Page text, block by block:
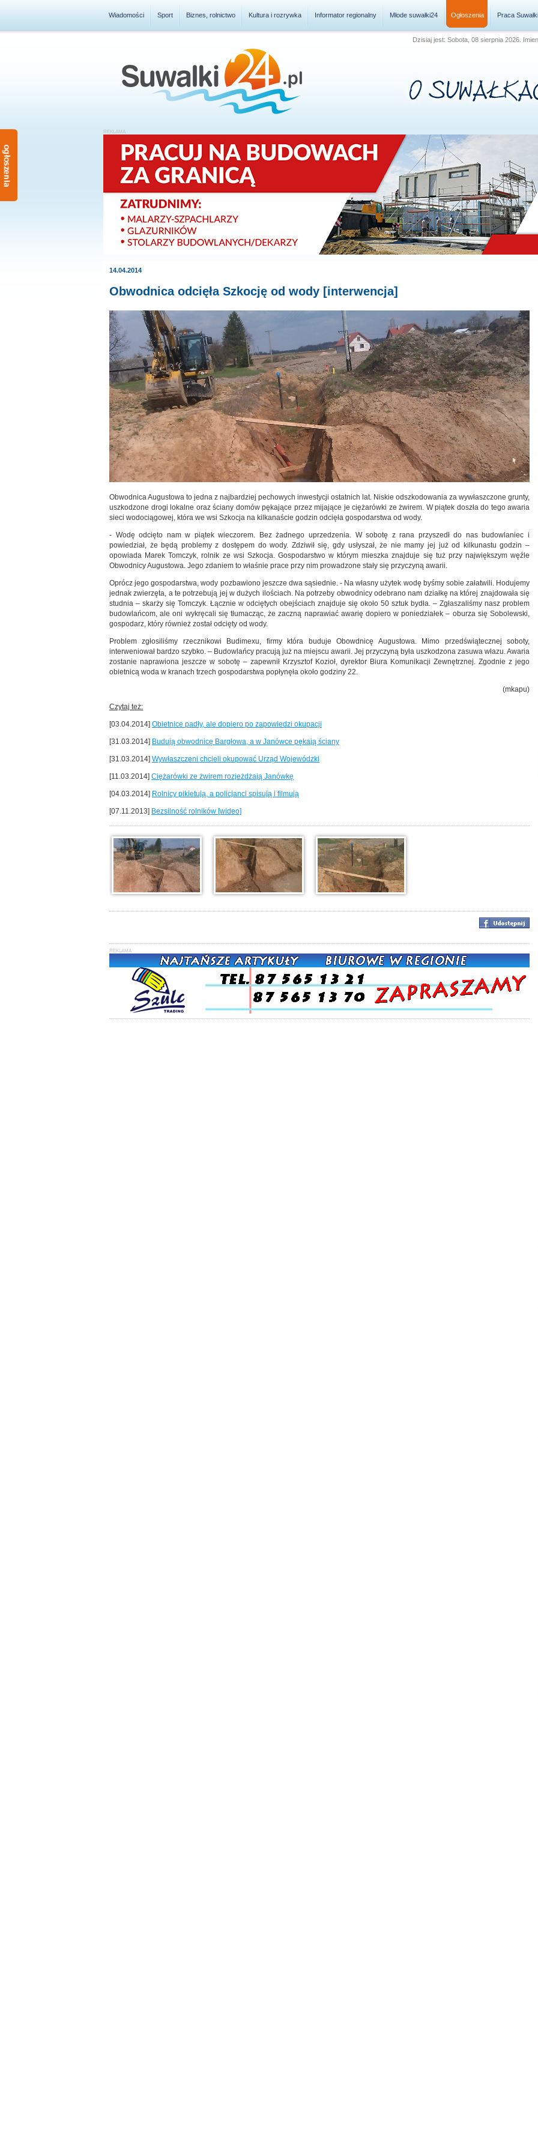
Wiadomości Sport Biznes, rolnictwo Kultura i rozrywka Informator regionalny Młode suwałki24 Ogłoszenia Praca Suwałki
Dzisiaj jest: Sobota, 08 sierpnia 2026.
14.04.2014
Obwodnica odcięła Szkocję od wody [interwencja]
Obwodnica Augustowa to jedna z najbardziej pechowych inwestycji ostatnich lat. Niskie odszkodowania za wywłaszczone grunty,
uszkodzone drogi lokalne oraz ściany domów pękające przez mijające je ciężarówki ze żwirem. W piątek doszła do tego awaria
sieci wodociągowej, która we wsi Szkocja na kilkanaście godzin odcięła gospodarstwa od wody.
- Wodę odcięto nam w piątek wieczorem. Bez żadnego uprzedzenia. W sobotę z rana przyszedł do nas budowlaniec i
powiedział, że będą problemy z dostępem do wody. Zdziwił się, gdy usłyszał, że nie mamy jej już od kilkunastu godzin –
opowiada Marek Tomczyk, rolnik ze wsi Szkocja. Gospodarstwo w którym mieszka znajduje się tuż przy największym węźle
Obwodnicy Augustowa. Jego zdaniem to właśnie prace przy nim prowadzone stały się przyczyną awarii.
Oprócz jego gospodarstwa, wody pozbawiono jeszcze dwa sąsiednie. - Na własny użytek wodę byśmy sobie załatwili. Hodujemy
jednak zwierzęta, a te potrzebują jej w dużych ilościach. Na potrzeby obwodnicy odebrano nam działkę na której znajdowała się
studnia – skarży się Tomczyk. Łącznie w odciętych obejściach znajduje się około 50 sztuk bydła. – Zgłaszaliśmy nasz problem
budowlańcom, ale oni wykręcali się tłumacząc, że zaczną naprawiać awarię dopiero w poniedziałek – oburza się Sobolewski,
gospodarz, który również został odcięty od wody.
Problem zgłosiliśmy rzecznikowi Budimexu, firmy która buduje Obowdnicę Augustowa. Mimo przedświątecznej soboty,
interweniował bardzo szybko. – Budowlańcy pracują już na miejscu awarii. Jej przyczyną była uszkodzona zasuwa włazu. Awaria
zostanie naprawiona jeszcze w sobotę – zapewnił Krzysztof Kozioł, dyrektor Biura Komunikacji Zewnętrznej. Zgodnie z jego
obietnicą woda w kranach trzech gospodarstwa popłynęła około godziny 22.
(mkapu)
Czytaj też:
[03.04.2014] Obietnice padły, ale dopiero po zapowiedzi okupacji
[31.03.2014] Budują obwodnicę Bargłowa, a w Janówce pękają ściany
[31.03.2014] Wywłaszczeni chcieli okupować Urząd Wojewódzki
[11.03.2014] Ciężarówki ze żwirem rozjeżdżają Janówkę
[04.03.2014] Rolnicy pikietują, a policjanci spisują i filmują
[07.11.2013] Bezsilność rolników [wideo]